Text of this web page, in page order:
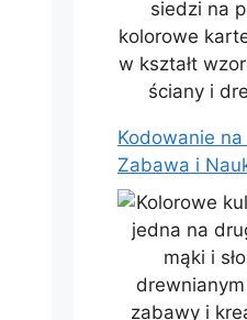
Kodowanie
Zabawa i